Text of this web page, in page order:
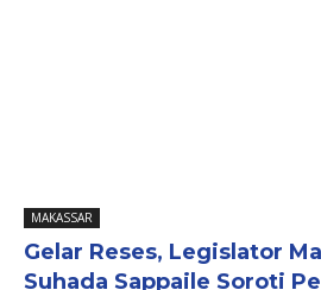
MAKASSAR
Gelar Reses, Legislator
Suhada Sappaile Soroti